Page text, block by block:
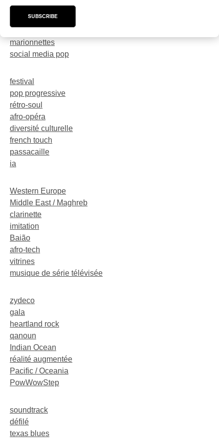
trompette
Neo-Electro
marionnettes
social media pop
festival
pop progressive
rétro-soul
afro-opéra
diversité culturelle
french touch
passacaille
ia
Western Europe
Middle East / Maghreb
clarinette
imitation
Baião
afro-tech
vitrines
musique de série télévisée
zydeco
gala
heartland rock
qanoun
Indian Ocean
réalité augmentée
Pacific / Oceania
PowWowStep
soundtrack
défilé
texas blues
SUBSCRIBE